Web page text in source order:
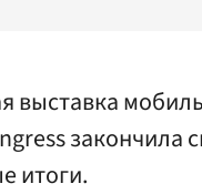
выставка
закончила
итоги.